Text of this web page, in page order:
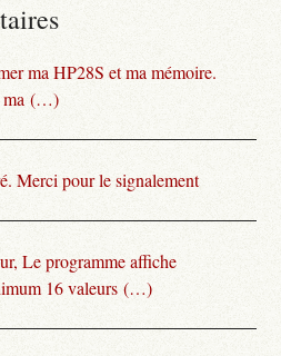
ma HP28S et ma mémoire.
ma (…)
Merci pour le signalement
Le programme affiche
16 valeurs (…)